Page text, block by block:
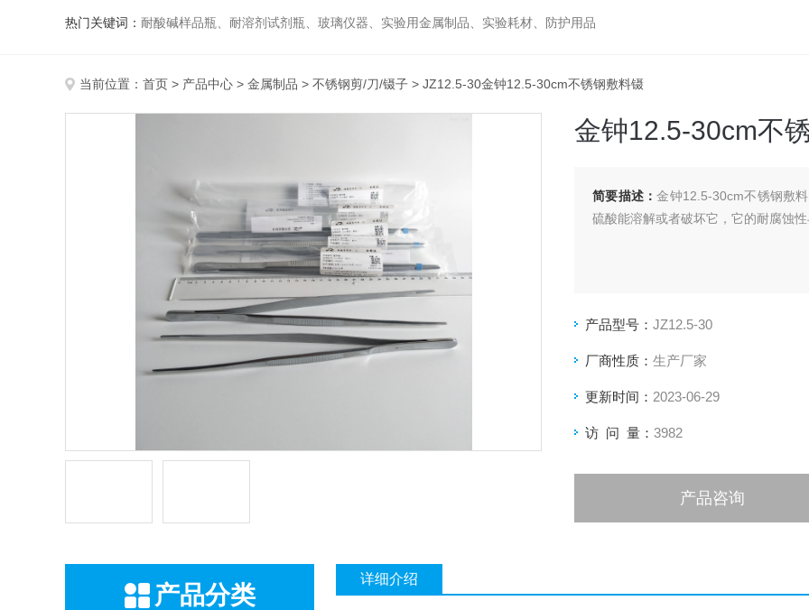
热门关键词： 耐酸碱样品瓶、耐溶剂试剂瓶、玻璃仪器、实验用金属制品、实验耗材、防护用品
当前位置： 首页 > 产品中心 > 金属制品 > 不锈钢剪/刀/镊子 > JZ12.5-30金钟12.5-30cm不锈钢敷料镊
金钟12.5-30cm不
简要描述：金钟12.5-30cm不锈钢敷
硫酸能溶解或者破坏它，它的耐腐蚀
产品型号： JZ12.5-30
厂商性质： 生产厂家
更新时间： 2023-06-29
访 问 量： 3982
产品咨询
产品分类
详细介绍